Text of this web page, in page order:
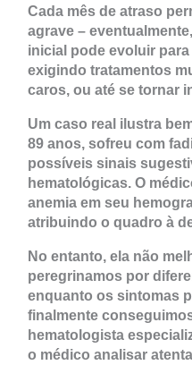
Cada mês de atraso
agrave –
inicial pode evoluir
exigindo tratamentos
caros, ou até se tornar
Um caso real ilustra
89 anos, sofreu com
possíveis sinais
hematológicas. O
anemia em seu
atribuindo o quadro à
No entanto, ela não
peregrinamos por
enquanto os sintomas
finalmente
hematologista
o médico analisar